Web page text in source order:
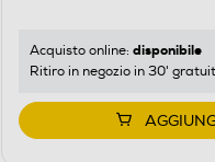
Acquisto online: disponibile
Ritiro in negozio in 30'